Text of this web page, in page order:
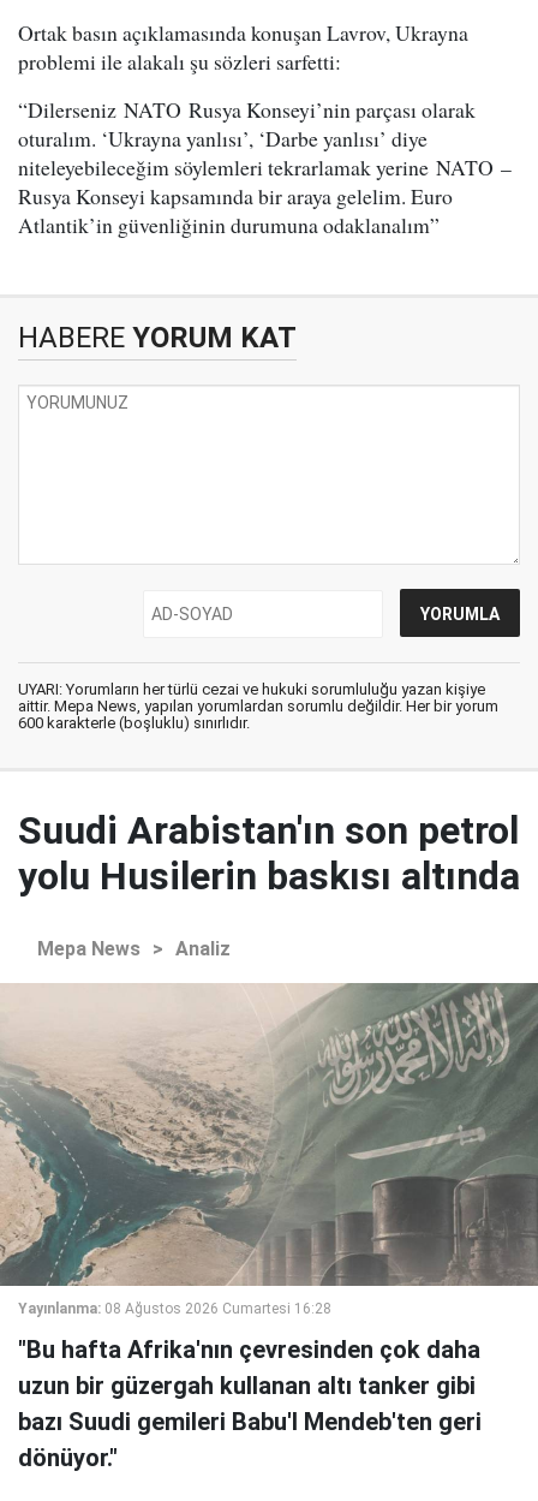
Ortak basın açıklamasında konuşan Lavrov, Ukrayna
problemi ile alakalı şu sözleri sarfetti:
“Dilerseniz NATO Rusya Konseyi’nin parçası olarak
oturalım. ‘Ukrayna yanlısı’, ‘Darbe yanlısı’ diye
niteleyebileceğim söylemleri tekrarlamak yerine NATO –
Rusya Konseyi kapsamında bir araya gelelim. Euro
Atlantik’in güvenliğinin durumuna odaklanalım”
HABERE YORUM KAT
UYARI: Yorumların her türlü cezai ve hukuki sorumluluğu yazan kişiye
aittir. Mepa News, yapılan yorumlardan sorumlu değildir. Her bir yorum
600 karakterle (boşluklu) sınırlıdır.
Suudi Arabistan'ın son petrol
yolu Husilerin baskısı altında
Mepa News > Analiz
Yayınlanma: 08 Ağustos 2026 Cumartesi 16:28
"Bu hafta Afrika'nın çevresinden çok daha
uzun bir güzergah kullanan altı tanker gibi
bazı Suudi gemileri Babu'l Mendeb'ten geri
dönüyor."